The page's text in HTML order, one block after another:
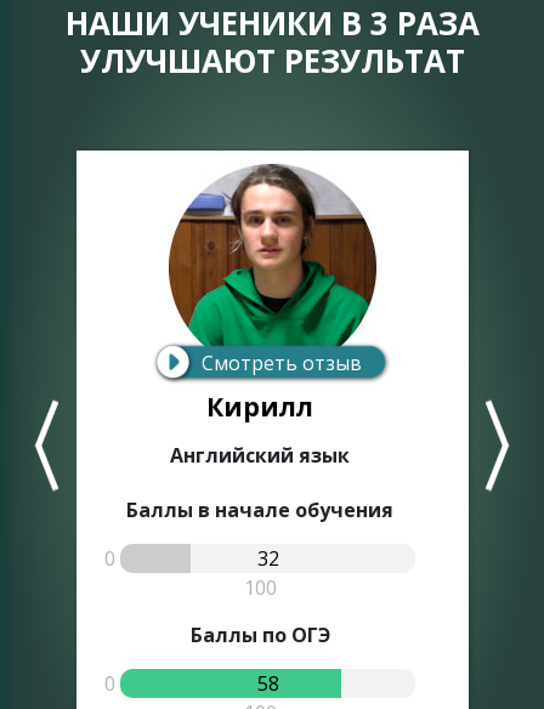
НАШИ УЧЕНИКИ В 3 РАЗА
УЛУЧШАЮТ РЕЗУЛЬТАТ
Смотреть отзыв
Кирилл
Английский язык
Баллы в начале обучения
0
32
100
Баллы по ОГЭ
0
58